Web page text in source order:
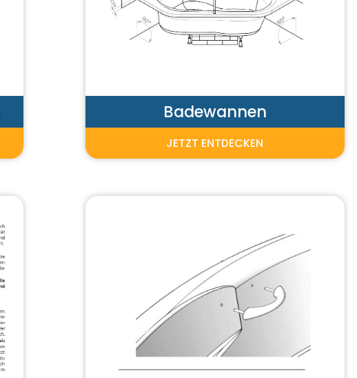
Badewannen
JETZT ENTDECKEN